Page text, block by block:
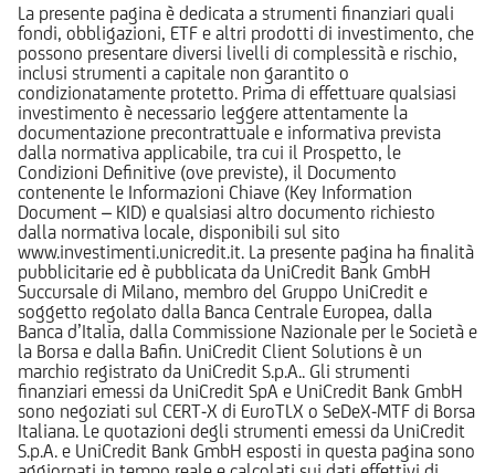
La presente pagina è dedicata a strumenti finanziari quali
fondi, obbligazioni, ETF e altri prodotti di investimento, che
possono presentare diversi livelli di complessità e rischio,
inclusi strumenti a capitale non garantito o
condizionatamente protetto. Prima di effettuare qualsiasi
investimento è necessario leggere attentamente la
documentazione precontrattuale e informativa prevista
dalla normativa applicabile, tra cui il Prospetto, le
Condizioni Definitive (ove previste), il Documento
contenente le Informazioni Chiave (Key Information
Document – KID) e qualsiasi altro documento richiesto
dalla normativa locale, disponibili sul sito
www.investimenti.unicredit.it. La presente pagina ha finalità
pubblicitarie ed è pubblicata da UniCredit Bank GmbH
Succursale di Milano, membro del Gruppo UniCredit e
soggetto regolato dalla Banca Centrale Europea, dalla
Banca d’Italia, dalla Commissione Nazionale per le Società e
la Borsa e dalla Bafin. UniCredit Client Solutions è un
marchio registrato da UniCredit S.p.A.. Gli strumenti
finanziari emessi da UniCredit SpA e UniCredit Bank GmbH
sono negoziati sul CERT-X di EuroTLX o SeDeX-MTF di Borsa
Italiana. Le quotazioni degli strumenti emessi da UniCredit
S.p.A. e UniCredit Bank GmbH esposti in questa pagina sono